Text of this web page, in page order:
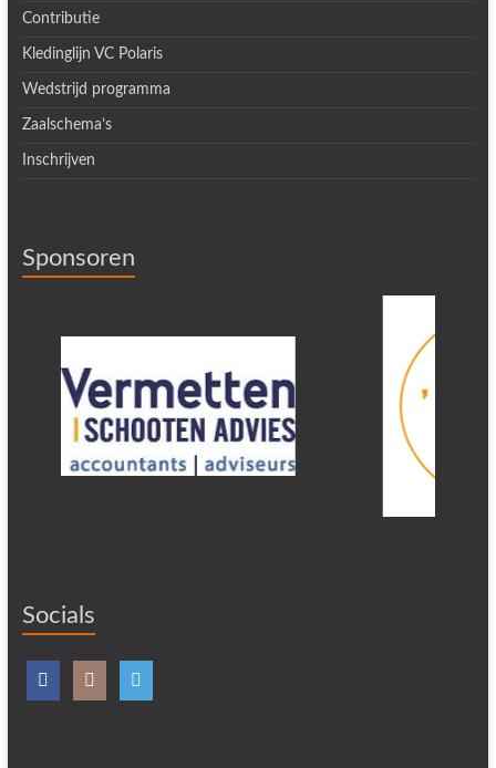
Contributie
Kledinglijn VC Polaris
Wedstrijd programma
Zaalschema’s
Inschrijven
Sponsoren
Socials